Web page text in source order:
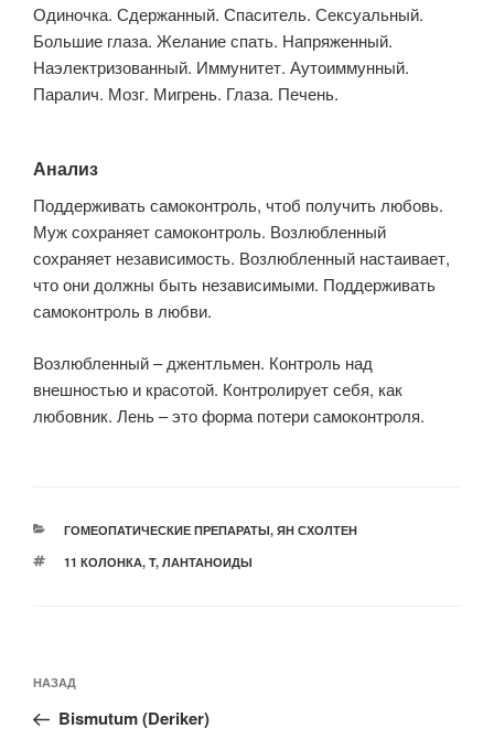
Одиночка. Сдержанный. Спаситель. Сексуальный.
Большие глаза. Желание спать. Напряженный.
Наэлектризованный. Иммунитет. Аутоиммунный.
Паралич. Мозг. Мигрень. Глаза. Печень.
Анализ
Поддерживать самоконтроль, чтоб получить любовь.
Муж сохраняет самоконтроль. Возлюбленный
сохраняет независимость. Возлюбленный настаивает,
что они должны быть независимыми. Поддерживать
самоконтроль в любви.
Возлюбленный – джентльмен. Контроль над
внешностью и красотой. Контролирует себя, как
любовник. Лень – это форма потери самоконтроля.
РУБРИКИ
ГОМЕОПАТИЧЕСКИЕ ПРЕПАРАТЫ, ЯН СХОЛТЕН
МЕТКИ
11 КОЛОНКА, T, ЛАНТАНОИДЫ
по
записям
Предыдущая
запись:
НАЗАД
Bismutum (Deriker)